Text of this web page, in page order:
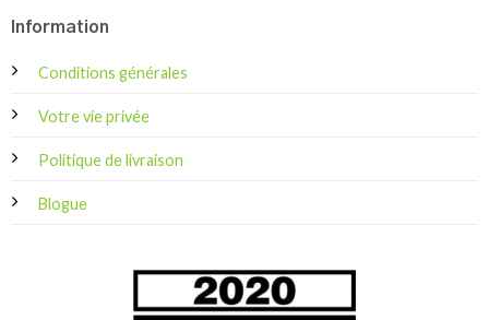
Information
Conditions générales
Votre vie privée
Politique de livraison
Blogue